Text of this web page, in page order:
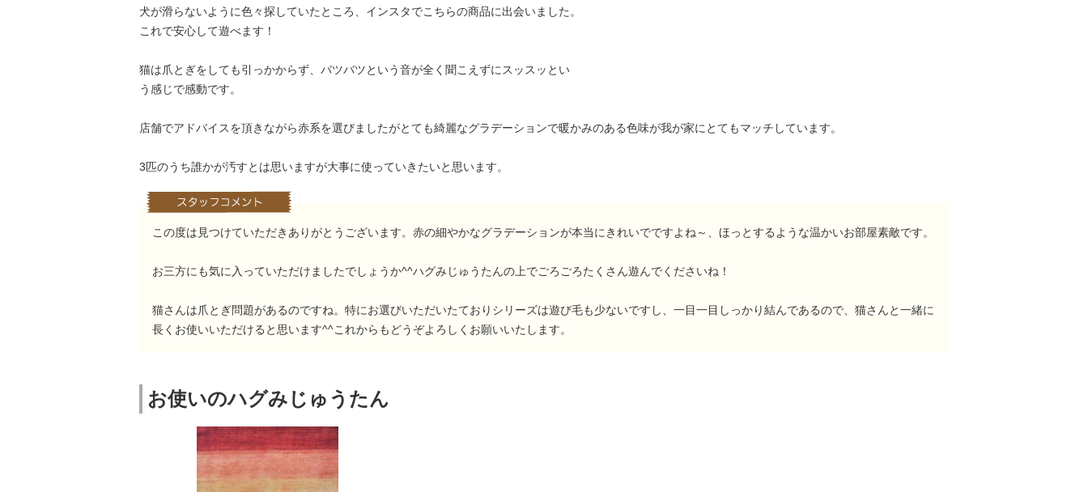
犬が滑らないように色々探していたところ、インスタでこちらの商品に出会いました。
これで安心して遊べます！
猫は爪とぎをしても引っかからず、バツバツという音が全く聞こえずにスッスッとい
う感じで感動です。
店舗でアドバイスを頂きながら赤系を選びましたがとても綺麗なグラデーションで暖かみのある色味が我が家にとてもマッチしています。
3匹のうち誰かが汚すとは思いますが大事に使っていきたいと思います。
この度は見つけていただきありがとうございます。赤の細やかなグラデーションが本当にきれいでですよね～、ほっとするような温かいお部屋素敵です。
お三方にも気に入っていただけましたでしょうか^^ハグみじゅうたんの上でごろごろたくさん遊んでくださいね！
猫さんは爪とぎ問題があるのですね。特にお選びいただいたておりシリーズは遊び毛も少ないですし、一目一目しっかり結んであるので、猫さんと一緒に
長くお使いいただけると思います^^これからもどうぞよろしくお願いいたします。
お使いのハグみじゅうたん